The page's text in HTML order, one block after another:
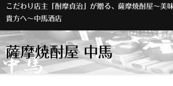
こだわり店主「酎摩貞治」が贈る、薩摩焼酎屋～美
貴方へ～中馬酒店
薩摩焼酎屋 中馬